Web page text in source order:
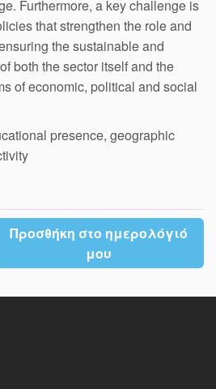
Furthermore, a key challenge is
that strengthen the role and
the sustainable and
both the sector itself and the
of economic, political and social
presence, geographic
Προσθήκη στο ημερολόγιό
μου